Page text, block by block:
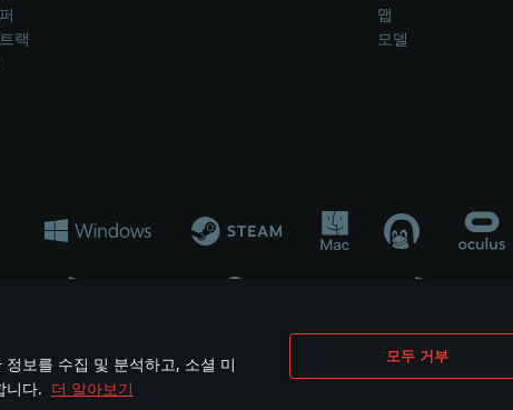
보를 수집 및 분석하고, 소셜 미
니다. 더 알아보기
모두 거부
랙
맵
모델
는 것은 무기 개발 업체나 장비 제조 업체가 게임 개발 후원 또는 홍보에
and brand names are the property of their respective owners.
이용 약관